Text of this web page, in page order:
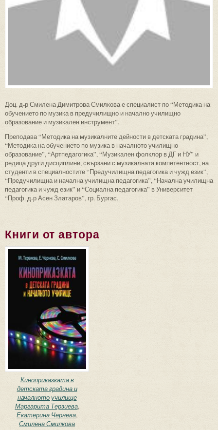
Доц. д-р Смилена Димитрова Смилкова е специалист по “Методика на
обучението по музика в предучилищно и начално училищно
образование и музикален инструмент”.
Преподава “Методика на музикалните дейности в детската градина”,
“Методика на обучението по музика в началното училищно
образование”, “Артпедагогика”, “Музикален фолклор в ДГ и НУ” и
редица други дисциплини, свързани с музикалната компетентност, на
студенти в специалностите “Предучилищна педагогика и чужд език”,
“Предучилищна и начална училищна педагогика”, “Начална училищна
педагогика и чужд език” и “Социална педагогика” в Университет
“Проф. д-р Асен Златаров”, гр. Бургас.
Книги от автора
Киноприказката в
детската градина и
началното училище
Маргарита Терзиева,
Екатерина Чернева,
Смилена Смилкова